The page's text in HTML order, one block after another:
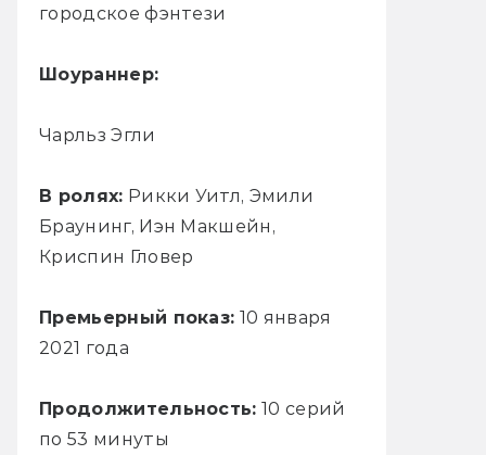
городское фэнтези
Шоураннер:
Чарльз Эгли
В ролях: Рикки Уитл, Эмили
Браунинг, Иэн Макшейн,
Криспин Гловер
Премьерный показ: 10 января
2021 года
Продолжительность: 10 серий
по 53 минуты